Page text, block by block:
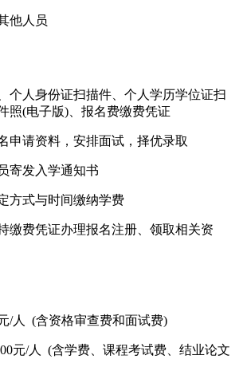
他人员
个人身份证扫描件、个人学历学位证扫
照(电子版)、报名费缴费凭证
申请资料，安排面试，择优录取
寄发入学通知书
方式与时间缴纳学费
缴费凭证办理报名注册、领取相关资
/人 (含资格审查费和面试费)
元/人 (含学费、课程考试费、结业论文